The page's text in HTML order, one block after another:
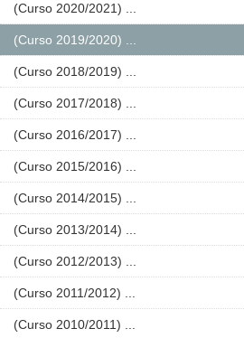
(Curso 2020/2021) ...
(Curso 2019/2020) ...
(Curso 2018/2019) ...
(Curso 2017/2018) ...
(Curso 2016/2017) ...
(Curso 2015/2016) ...
(Curso 2014/2015) ...
(Curso 2013/2014) ...
(Curso 2012/2013) ...
(Curso 2011/2012) ...
(Curso 2010/2011) ...